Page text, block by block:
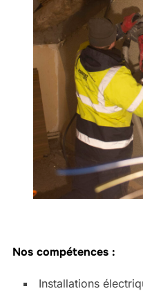
Nos compétences :
Installations